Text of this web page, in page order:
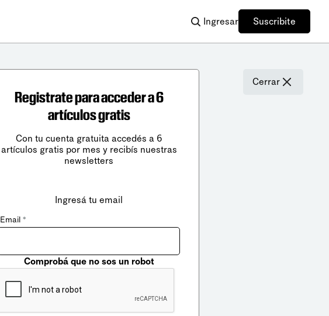
Ingresar Suscribite
Cerrar
Registrate para acceder a 6
artículos gratis
Con tu cuenta gratuita accedés a 6
artículos gratis por mes y recibís nuestras
newsletters
Ingresá tu email
Email *
Comprobá que no sos un robot